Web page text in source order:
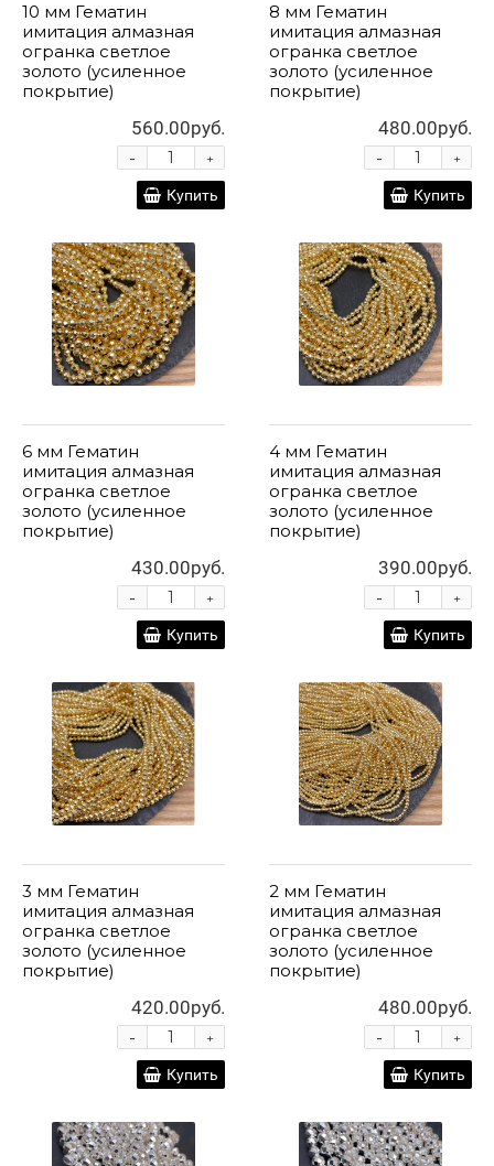
10 мм Гематин
имитация алмазная
огранка светлое
золото (усиленное
покрытие)
560.00руб.
+
-
Купить
8 мм Гематин
имитация алмазная
огранка светлое
золото (усиленное
покрытие)
480.00руб.
+
-
Купить
6 мм Гематин
имитация алмазная
огранка светлое
золото (усиленное
покрытие)
430.00руб.
+
-
Купить
4 мм Гематин
имитация алмазная
огранка светлое
золото (усиленное
покрытие)
390.00руб.
+
-
Купить
3 мм Гематин
имитация алмазная
огранка светлое
золото (усиленное
покрытие)
420.00руб.
+
-
Купить
2 мм Гематин
имитация алмазная
огранка светлое
золото (усиленное
покрытие)
480.00руб.
+
-
Купить